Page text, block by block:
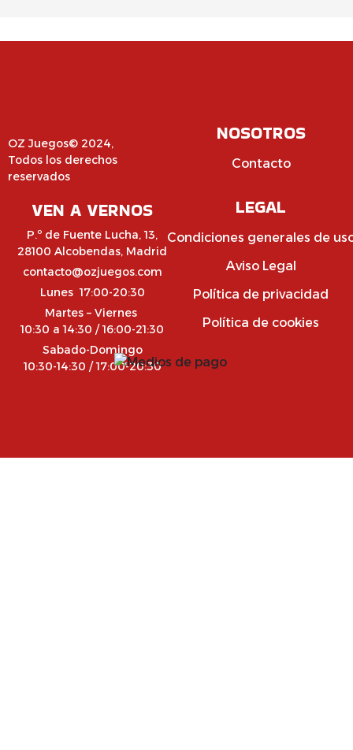
OZ Juegos© 2024,
Todos los derechos
reservados
VEN A VERNOS
P.º de Fuente Lucha, 13,
28100 Alcobendas, Madrid
contacto@ozjuegos.com
Lunes 17:00-20:30
Martes – Viernes
10:30 a 14:30 / 16:00-21:30
Sabado-Domingo
10:30-14:30 / 17:00-20:30
NOSOTROS
Contacto
LEGAL
Condiciones generales de
Aviso Legal
Política de privacidad
Política de cookies